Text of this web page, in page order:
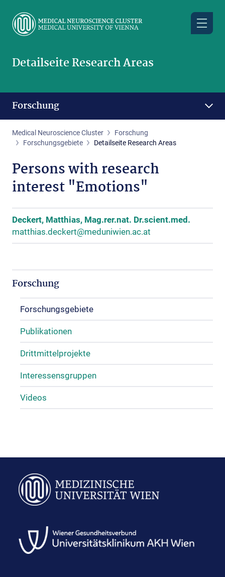
main
Detailseite Research Areas
Forschung
Medical Neuroscience Cluster
Forschung
Forschungsgebiete
Detailseite Research Areas
Persons with research
interest "Emotions"
Deckert, Matthias, Mag.rer.nat. Dr.scient.med.
matthias.deckert@meduniwien.ac.at
Forschung
Forschungsgebiete
Publikationen
Drittmittelprojekte
Interessensgruppen
Videos